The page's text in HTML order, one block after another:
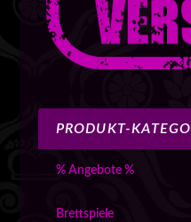
PRODUKT-
% Angebote %
Brettspiele